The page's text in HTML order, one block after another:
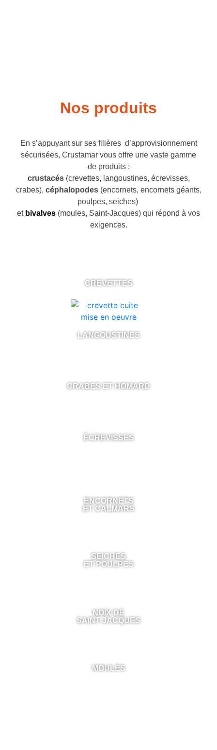
Nos produits
En s’appuyant sur ses filières d’approvisionnement
sécurisées, Crustamar vous offre une vaste gamme
de produits :
crustacés(crevettes, langoustines, écrevisses,
crabes), céphalopodes(encornets, encornets géants,
poulpes, seiches)
et bivalves (moules, Saint-Jacques) qui répond à vos
exigences.
CREVETTES
LANGOUSTINES
CRABES ET HOMARD
ÉCREVISSES
ENCORNETS
ET CALMARS
SEICHES
ET POULPES
NOIX DE
SAINT-JACQUES
MOULES